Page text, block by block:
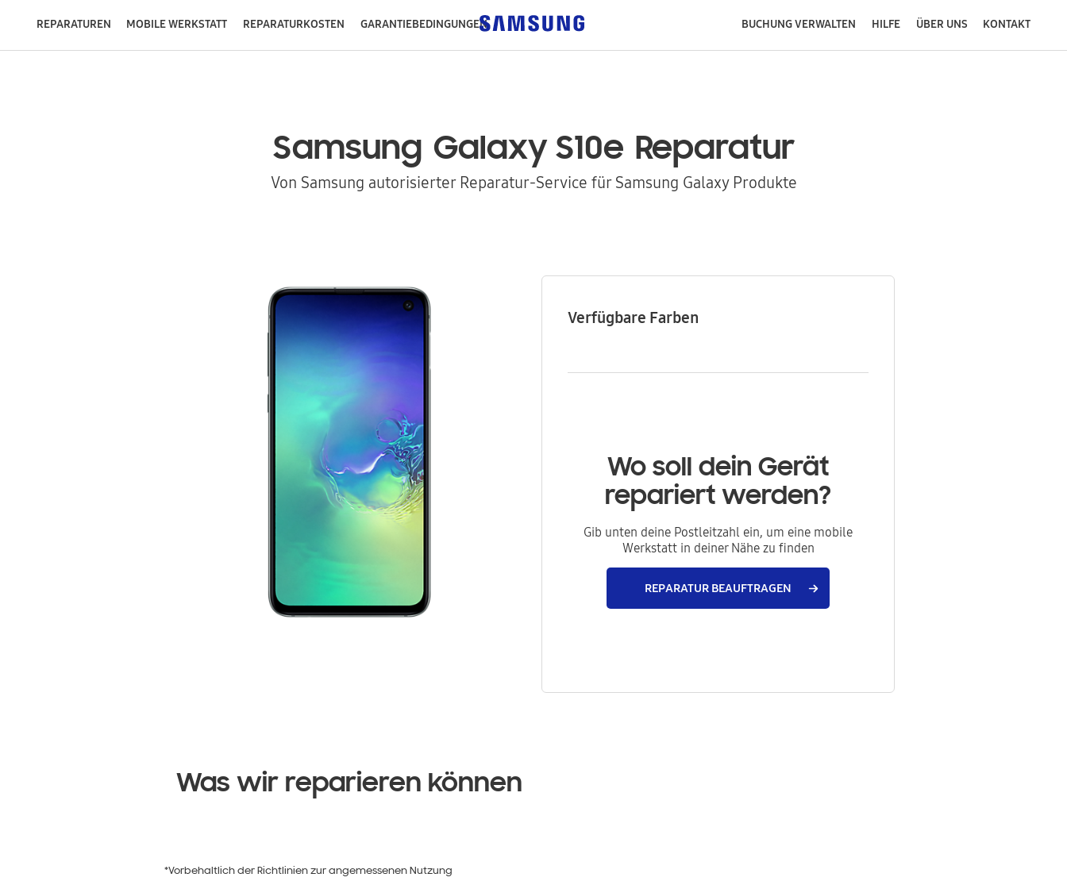
REPARATUREN MOBILE WERKSTATT REPARATURKOSTEN GARANTIEBEDINGUNGEN BUCHUNG VERWALTEN HILFE ÜBER UNS KONTAKT
Samsung Galaxy S10e Reparatur
Von Samsung autorisierter Reparatur-Service für Samsung Galaxy Produkte
Verfügbare Farben
Wo soll dein Gerät
repariert werden?
Gib unten deine Postleitzahl ein, um eine mobile
Werkstatt in deiner Nähe zu finden
REPARATUR BEAUFTRAGEN
Was wir reparieren können
*Vorbehaltlich der Richtlinien zur angemessenen Nutzung